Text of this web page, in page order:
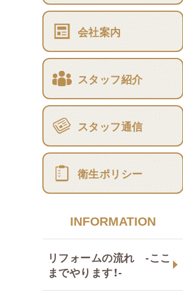
会社案内
スタッフ紹介
スタッフ通信
衛生ポリシー
INFORMATION
リフォームの流れ -ここ
までやります！-